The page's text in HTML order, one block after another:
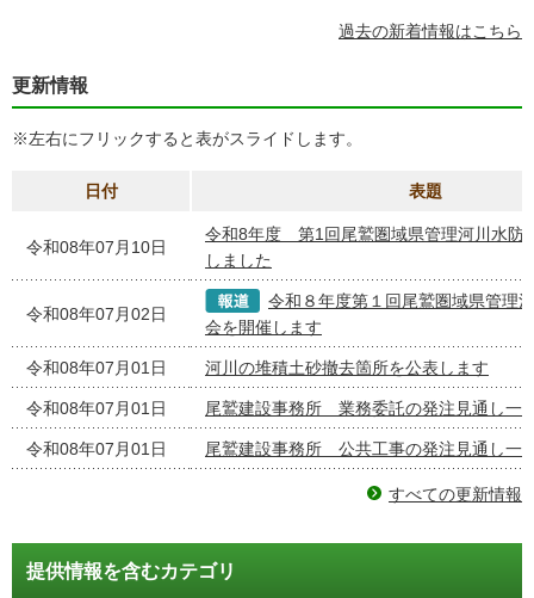
過去の新着情報はこちら
更新情報
※左右にフリックすると表がスライドします。
日付 表題
令和08年07月10日
令和8年度 第1回尾鷲圏域県管理河川水防
しました
令和08年07月02日
令和８年度第１回尾鷲圏域県管理
会を開催します
令和08年07月01日 河川の堆積土砂撤去箇所を公表します
令和08年07月01日 尾鷲建設事務所 業務委託の発注見通し一
令和08年07月01日 尾鷲建設事務所 公共工事の発注見通し一
すべての更新情報
提供情報を含むカテゴリ